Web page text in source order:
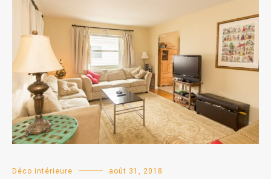
Déco intérieure août 31, 2018